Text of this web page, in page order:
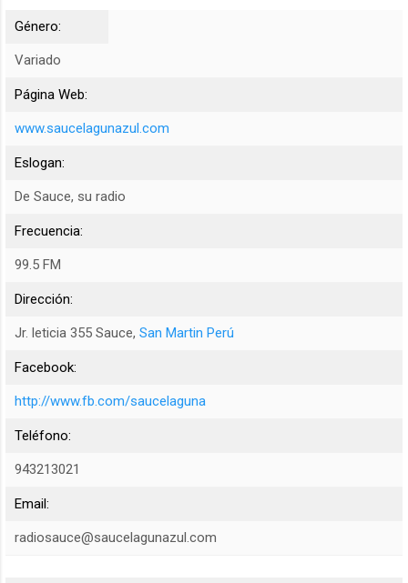
Género:
Variado
Página Web:
www.saucelagunazul.com
Eslogan:
De Sauce, su radio
Frecuencia:
99.5 FM
Dirección:
Jr. leticia 355 Sauce, San Martin Perú
Facebook:
http://www.fb.com/saucelaguna
Teléfono:
943213021
Email:
radiosauce@saucelagunazul.com